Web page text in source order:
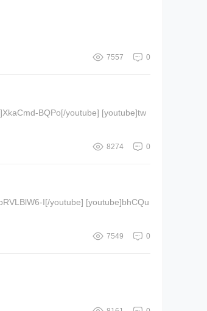
0
7557
0
8274
0
7549